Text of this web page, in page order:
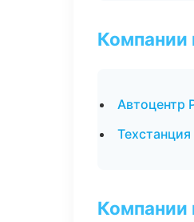
Компании
Автоцентр
Компании